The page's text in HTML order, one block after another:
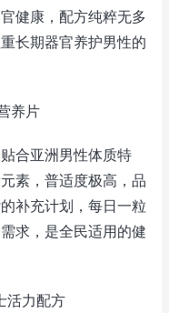
健康，配方纯粹无多
长期器官养护男性的
养片
合亚洲男性体质特
素，普适度极高，品
补充计划，每日一粒
求，是全民适用的健
力配方